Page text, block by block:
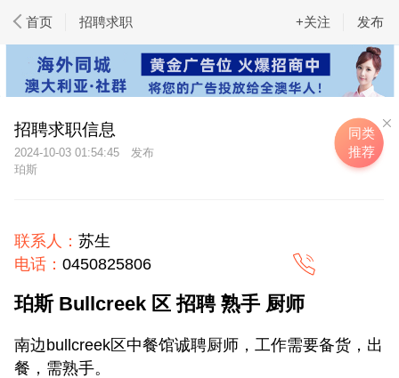
首页 招聘求职 发布
+关注
招聘求职信息
2024-10-03 01:54:45
珀斯
联系人： 苏生
电话： 0450825806
珀斯 Bullcreek 区 招聘 熟手 厨师
南边bullcreek区中餐馆诚聘厨师，工作需要备货，出
餐，需熟手。
同类
推荐